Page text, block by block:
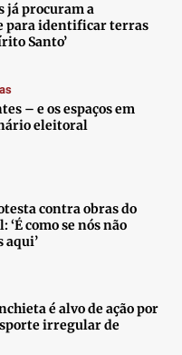
já procuram a
para identificar terras
Santo’
– e os espaços em
eleitoral
contra obras do
‘É como se nós não
aqui’
é alvo de ação por
irregular de